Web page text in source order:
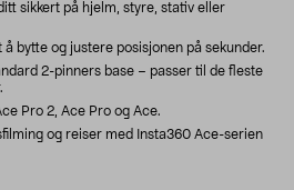
sikkert på hjelm, styre, stativ eller
bytte og justere posisjonen på sekunder.
2-pinners base – passer til de fleste
Pro 2, Ace Pro og Ace.
og reiser med Insta360 Ace-serien